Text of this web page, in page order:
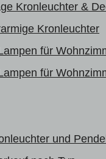
Kronleuchter &
Kronleuchter
für
für
und